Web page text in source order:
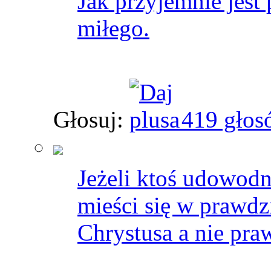
miłego.
Głosuj: 419
Jeżeli ktoś
mieści się w
Chrystusa a nie